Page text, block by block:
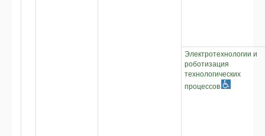
Электротехнологии и
роботизация
технологических
процессов